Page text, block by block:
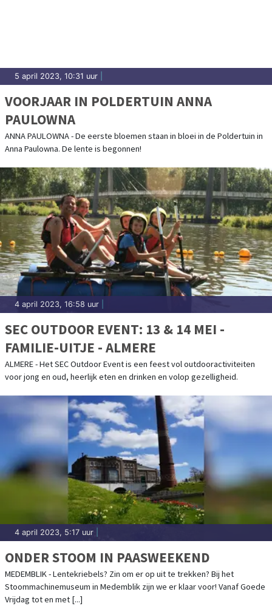
5 april 2023, 10:31 uur
VOORJAAR IN POLDERTUIN ANNA
PAULOWNA
ANNA PAULOWNA - De eerste bloemen staan in bloei in de Poldertuin in
Anna Paulowna. De lente is begonnen!
4 april 2023, 16:58 uur
SEC OUTDOOR EVENT: 13 & 14 MEI -
FAMILIE-UITJE - ALMERE
ALMERE - Het SEC Outdoor Event is een feest vol outdooractiviteiten
voor jong en oud, heerlijk eten en drinken en volop gezelligheid.
4 april 2023, 5:17 uur
ONDER STOOM IN PAASWEEKEND
MEDEMBLIK - Lentekriebels? Zin om er op uit te trekken? Bij het
Stoommachinemuseum in Medemblik zijn we er klaar voor! Vanaf Goede
Vrijdag tot en met [...]